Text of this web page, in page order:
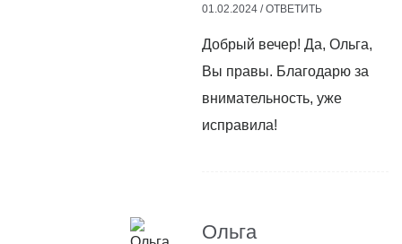
01.02.2024 /ОТВЕТИТЬ
Добрый вечер! Да, Ольга,
Вы правы. Благодарю за
внимательность, уже
исправила!
Ольга